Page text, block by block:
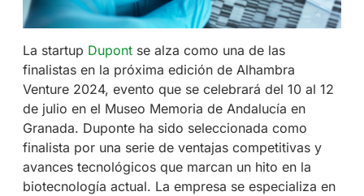
La startup Dupontse alza como una de las
finalistas en la próxima edición de Alhambra
Venture 2024, evento que se celebrará del 10 al 12
de julio en el Museo Memoria de Andalucía en
Granada. Duponte ha sido seleccionada como
finalista por una serie de ventajas competitivas y
avances tecnológicos que marcan un hito en la
biotecnología actual. La empresa se especializa en